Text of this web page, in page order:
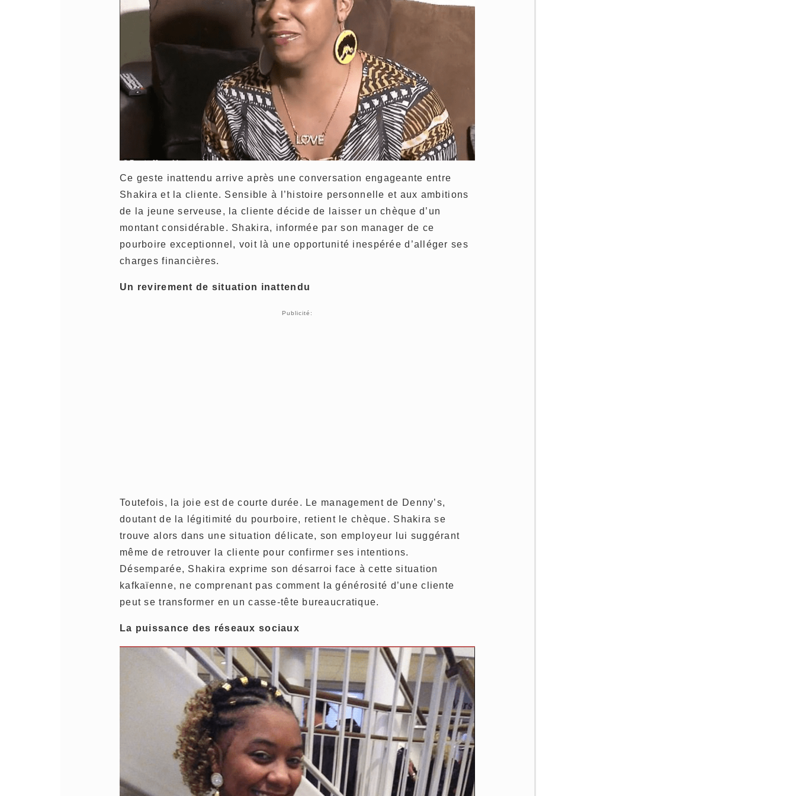
Ce geste inattendu arrive après une conversation engageante entre
Shakira et la cliente. Sensible à l’histoire personnelle et aux ambitions
de la jeune serveuse, la cliente décide de laisser un chèque d’un
montant considérable. Shakira, informée par son manager de ce
pourboire exceptionnel, voit là une opportunité inespérée d’alléger ses
charges financières.
Un revirement de situation inattendu
Publicité:
Toutefois, la joie est de courte durée. Le management de Denny’s,
doutant de la légitimité du pourboire, retient le chèque. Shakira se
trouve alors dans une situation délicate, son employeur lui suggérant
même de retrouver la cliente pour confirmer ses intentions.
Désemparée, Shakira exprime son désarroi face à cette situation
kafkaïenne, ne comprenant pas comment la générosité d’une cliente
peut se transformer en un casse-tête bureaucratique.
La puissance des réseaux sociaux